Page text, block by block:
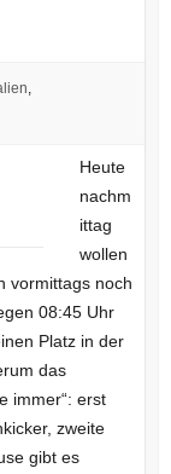
,
Heute
nachm
ittag
wollen
vormittags noch
08:45 Uhr
Platz in der
das
immer“: erst
zweite
gibt es